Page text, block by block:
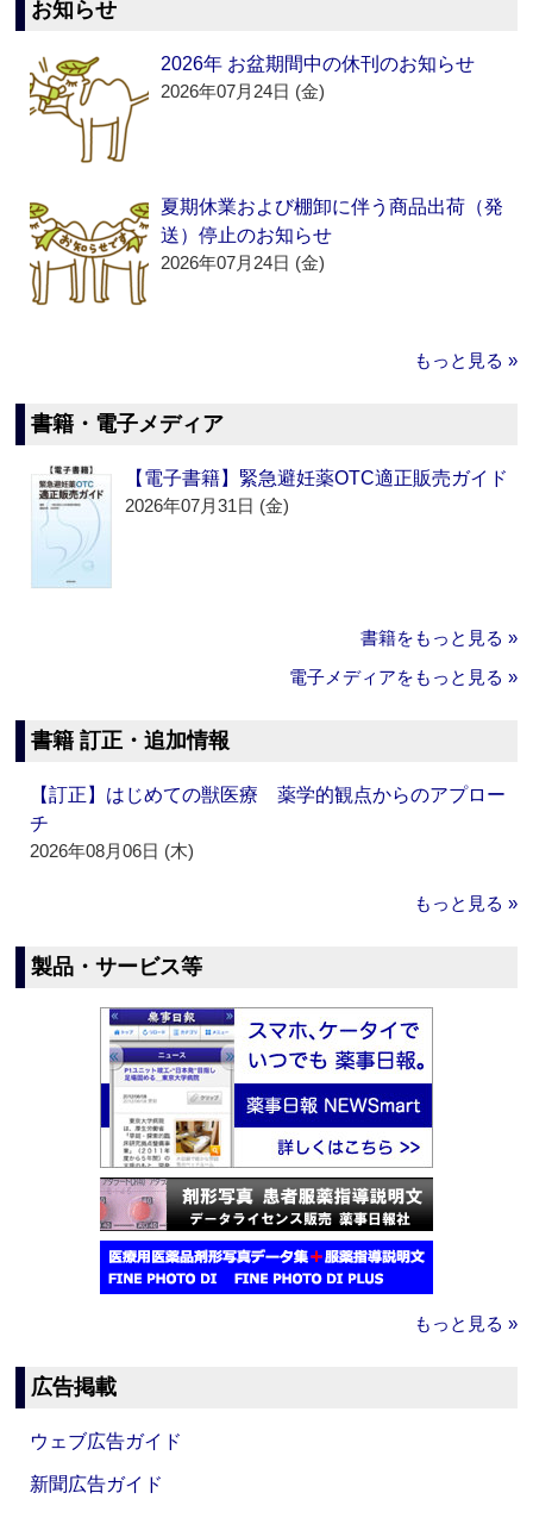
お知らせ
2026年 お盆期間中の休刊のお知らせ
2026年07月24日 (金)
夏期休業および棚卸に伴う商品出荷（発
送）停止のお知らせ
2026年07月24日 (金)
もっと見る »
書籍・電子メディア
【電子書籍】緊急避妊薬OTC適正販売ガイド
2026年07月31日 (金)
書籍をもっと見る »
電子メディアをもっと見る »
書籍 訂正・追加情報
【訂正】はじめての獣医療 薬学的観点からのアプロー
チ
2026年08月06日 (木)
もっと見る »
製品・サービス等
もっと見る »
広告掲載
ウェブ広告ガイド
新聞広告ガイド